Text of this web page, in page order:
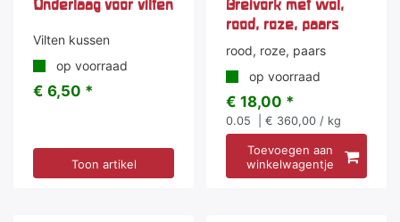
Onderlaag voor vilten
Vilten kussen
op voorraad
€ 6,50 *
Toon artikel
Breivork met wol,
rood, roze, paars
rood, roze, paars
op voorraad
€ 18,00 *
0.05 | € 360,00 / kg
Toevoegen aan
winkelwagentje